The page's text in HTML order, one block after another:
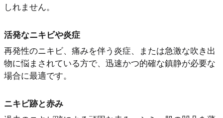
しれません。
活発なニキビや炎症
再発性のニキビ、痛みを伴う炎症、または急激な吹き出
物に悩まされている方で、迅速かつ的確な鎮静が必要な
場合に最適です。
ニキビ跡と赤み